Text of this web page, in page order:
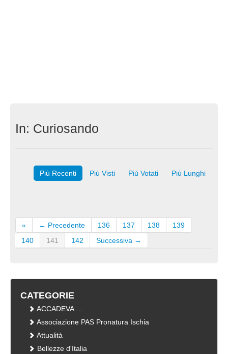
In: Curiosando
Più Recenti Più Visti Più Votati Più Lunghi
« ← Precedente 136 137 138
139
140
141 142 Successiva →
CATEGORIE
ACCADEVA …
Associazione PAS Pronatura Ischia
Attualità
Bellezze d'Italia